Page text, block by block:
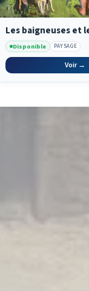
Les baigneuses et
Disponible PAYSAGE
Voir →